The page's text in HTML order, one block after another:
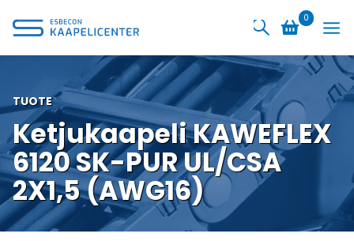
sisältöön
0
TUOTE
Ketjukaapeli KAWEFLEX
6120 SK-PUR UL/CSA
2X1,5 (AWG16)